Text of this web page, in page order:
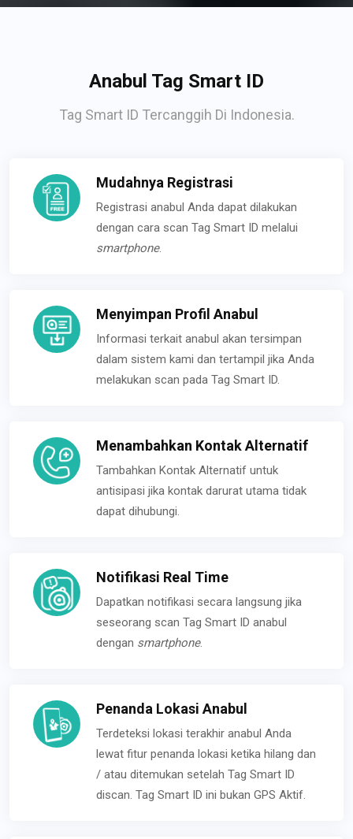
Anabul Tag Smart ID
Tag Smart ID Tercanggih Di Indonesia.
Mudahnya Registrasi
Registrasi anabul Anda dapat dilakukan
dengan cara scan Tag Smart ID melalui
smartphone.
Menyimpan Profil Anabul
Informasi terkait anabul akan tersimpan
dalam sistem kami dan tertampil jika Anda
melakukan scan pada Tag Smart ID.
Menambahkan Kontak Alternatif
Tambahkan Kontak Alternatif untuk
antisipasi jika kontak darurat utama tidak
dapat dihubungi.
Notifikasi Real Time
Dapatkan notifikasi secara langsung jika
seseorang scan Tag Smart ID anabul
dengan smartphone.
Penanda Lokasi Anabul
Terdeteksi lokasi terakhir anabul Anda
lewat fitur penanda lokasi ketika hilang dan
/ atau ditemukan setelah Tag Smart ID
discan. Tag Smart ID ini bukan GPS Aktif.